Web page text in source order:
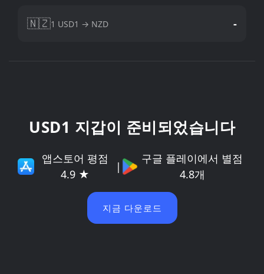
🇳🇿1 USD1 → NZD -
USD1 지갑이 준비되었습니다
앱스토어 평점
4.9 ★
|
구글 플레이에서 별점
4.8개
지금 다운로드